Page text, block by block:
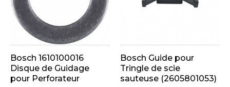
Bosch 1610100016
Disque de Guidage
pour Perforateur
Bosch Guide pour
Tringle de scie
sauteuse (2605801053)